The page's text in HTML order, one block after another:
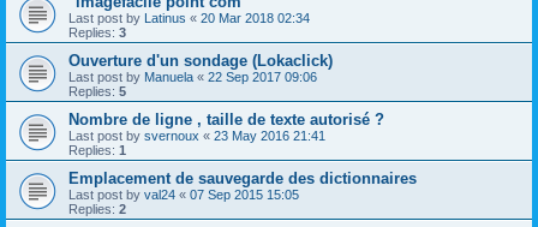
Last post by Latinus « 20 Mar 2018 02:34
Replies: 3
Ouverture d'un sondage (Lokaclick)
Last post by Manuela « 22 Sep 2017 09:06
Replies: 5
Nombre de ligne , taille de texte autorisé ?
Last post by svernoux « 23 May 2016 21:41
Replies: 1
Emplacement de sauvegarde des dictionnaires
Last post by val24 « 07 Sep 2015 15:05
Replies: 2